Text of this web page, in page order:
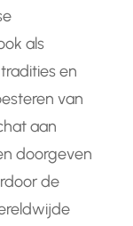
als
en
van
aan
doorgeven
de